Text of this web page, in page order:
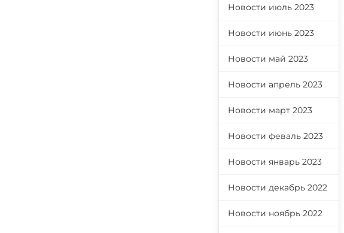
Новости июль 2023
Новости июнь 2023
Новости май 2023
Новости апрель 2023
Новости март 2023
Новости феваль 2023
Новости январь 2023
Новости декабрь 2022
Новости ноябрь 2022